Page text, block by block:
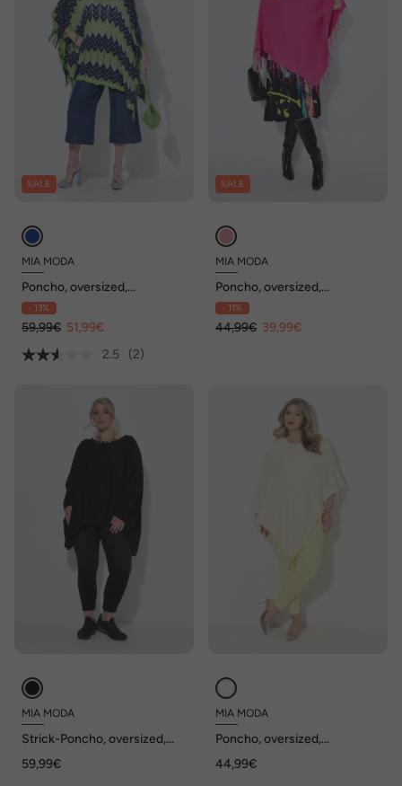
SALE
MIA MODA
Poncho, oversized,
Zackenstrick mit Glitzer
- 13%
59,99€ 51,99€
2.5
(2)
SALE
MIA MODA
Poncho, oversized,
Feinstrick, Zopfmuster,
Fransen
- 11%
44,99€ 39,99€
MIA MODA
Strick-Poncho, oversized,
Schultern
59,99€
MIA MODA
Poncho, oversized,
Fransen
44,99€